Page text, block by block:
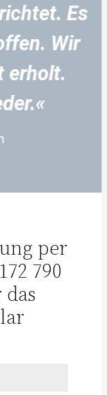
Es
Wir
erholt.
per
790